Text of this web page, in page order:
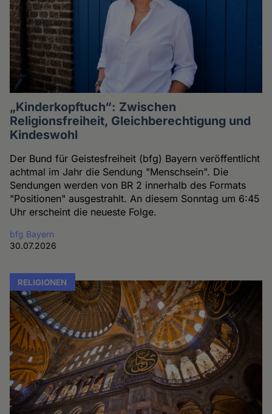
„Kinderkopftuch“: Zwischen
Religionsfreiheit, Gleichberechtigung und
Kindeswohl
Der Bund für Geistesfreiheit (bfg) Bayern veröffentlicht
achtmal im Jahr die Sendung "Menschsein". Die
Sendungen werden von BR 2 innerhalb des Formats
"Positionen" ausgestrahlt. An diesem Sonntag um 6:45
Uhr erscheint die neueste Folge.
bfg Bayern
30.07.2026
RELIGIONEN